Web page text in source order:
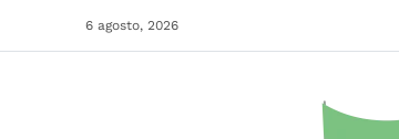
6 agosto, 2026